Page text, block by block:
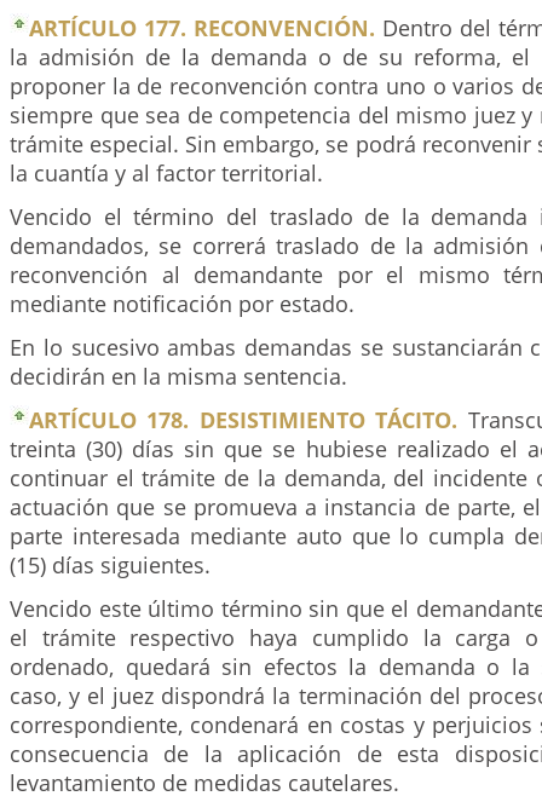
ARTÍCULO 177. RECONVENCIÓN. Dentro del
la admisión de la demanda o de su reforma, el
proponer la de reconvención contra uno o varios
siempre que sea de competencia del mismo juez
trámite especial. Sin embargo, se podrá reconvenir
la cuantía y al factor territorial.
Vencido el término del traslado de la
demandados, se correrá traslado de la
reconvención al demandante por el mismo
mediante notificación por estado.
En lo sucesivo ambas demandas se sustanciarán
decidirán en la misma sentencia.
ARTÍCULO 178. DESISTIMIENTO TÁCITO.
treinta (30) días sin que se hubiese realizado el
continuar el trámite de la demanda, del incidente
actuación que se promueva a instancia de parte,
parte interesada mediante auto que lo cumpla
(15) días siguientes.
Vencido este último término sin que el
el trámite respectivo haya cumplido la carga
ordenado, quedará sin efectos la demanda o la
caso, y el juez dispondrá la terminación del
correspondiente, condenará en costas y
consecuencia de la aplicación de esta
levantamiento de medidas cautelares.